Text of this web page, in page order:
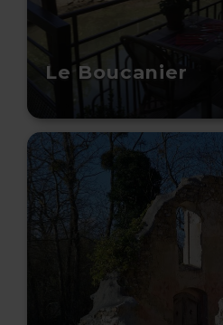
Le Boucanier